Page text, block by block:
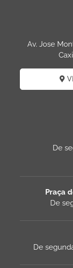
Av. Jose
De
Praça
De
De